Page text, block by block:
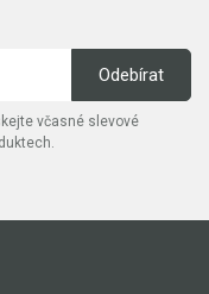
včasné slevové